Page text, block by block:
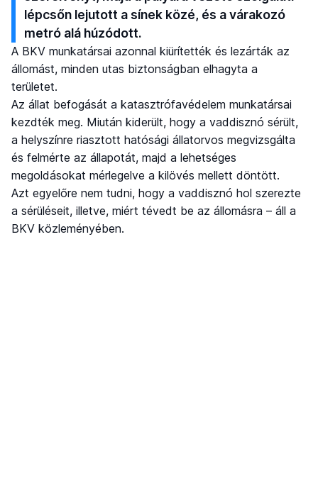
lépcsőn lejutott a sínek közé, és a várakozó
metró alá húzódott.
A BKV munkatársai azonnal kiürítették és lezárták az
állomást, minden utas biztonságban elhagyta a
területet.
Az állat befogását a katasztrófavédelem munkatársai
kezdték meg. Miután kiderült, hogy a vaddisznó sérült,
a helyszínre riasztott hatósági állatorvos megvizsgálta
és felmérte az állapotát, majd a lehetséges
megoldásokat mérlegelve a kilövés mellett döntött.
Azt egyelőre nem tudni, hogy a vaddisznó hol szerezte
a sérüléseit, illetve, miért tévedt be az állomásra – áll a
BKV közleményében.